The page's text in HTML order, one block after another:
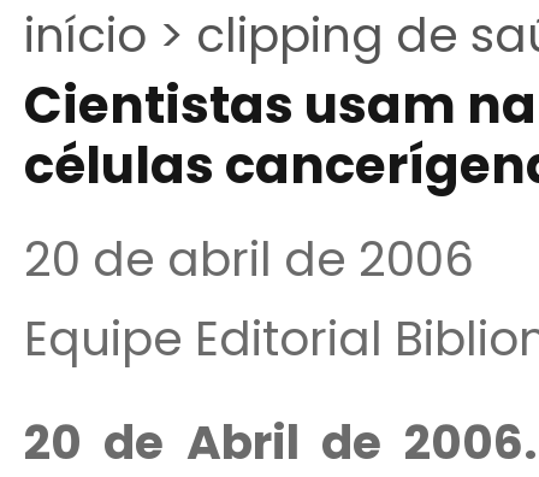
início > clipping de
Cientistas usam
células
20 de abril de 2006
Equipe Editorial
20 de Abril de